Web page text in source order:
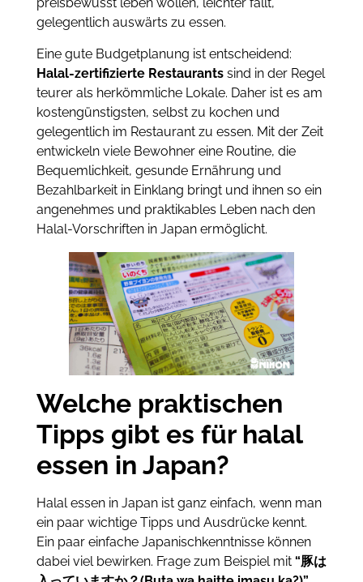
preisbewusst leben wollen, leichter fällt,
gelegentlich auswärts zu essen.
Eine gute Budgetplanung ist entscheidend:
Halal-zertifizierte Restaurantssind in der Regel
teurer als herkömmliche Lokale. Daher ist es am
kostengünstigsten, selbst zu kochen und
gelegentlich im Restaurant zu essen. Mit der Zeit
entwickeln viele Bewohner eine Routine, die
Bequemlichkeit, gesunde Ernährung und
Bezahlbarkeit in Einklang bringt und ihnen so ein
angenehmes und praktikables Leben nach den
Halal-Vorschriften in Japan ermöglicht.
Welche praktischen
Tipps gibt es für halal
essen in Japan?
Halal essen in Japan ist ganz einfach, wenn man
ein paar wichtige Tipps und Ausdrücke kennt.
Ein paar einfache Japanischkenntnisse können
dabei viel bewirken. Frage zum Beispiel mit “豚は